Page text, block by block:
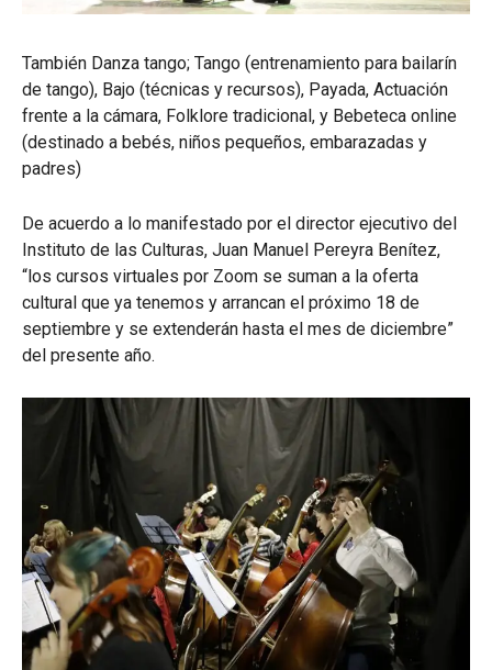
También Danza tango; Tango (entrenamiento para bailarín
de tango), Bajo (técnicas y recursos), Payada, Actuación
frente a la cámara, Folklore tradicional, y Bebeteca online
(destinado a bebés, niños pequeños, embarazadas y
padres)
De acuerdo a lo manifestado por el director ejecutivo del
Instituto de las Culturas, Juan Manuel Pereyra Benítez,
“los cursos virtuales por Zoom se suman a la oferta
cultural que ya tenemos y arrancan el próximo 18 de
septiembre y se extenderán hasta el mes de diciembre”
del presente año.